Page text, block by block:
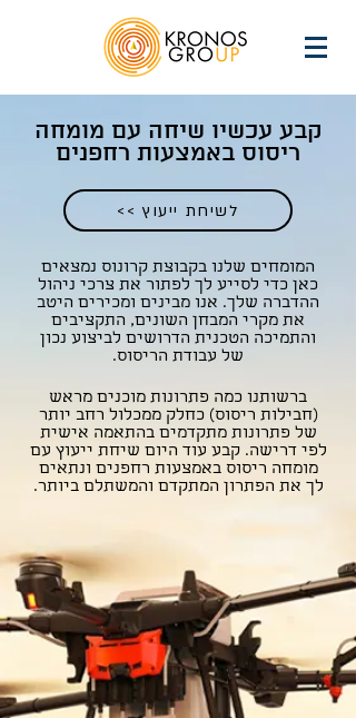
קבע עכשיו שיחה עם מומחה
ריסוס באמצעות רחפנים
<< לשיחת ייעוץ
המומחים שלנו בקבוצת קרונוס נמצאים
כאן כדי לסייע לך לפתור את צרכי ניהול
ההדברה שלך. אנו מבינים ומכירים היטב
את מקרי המבחן השונים, התקציבים
והתמיכה הטכנית הדרושים לביצוע נכון
של עבודת הריסוס.
ברשותנו כמה פתרונות מוכנים מראש
(חבילות ריסוס) כחלק ממכלול רחב יותר
של פתרונות מתקדמים בהתאמה אישית
לפי דרישה. קבע עוד היום שיחת ייעוץ עם
מומחה ריסוס באמצעות רחפנים ונתאים
לך את הפתרון המתקדם והמשתלם ביותר.